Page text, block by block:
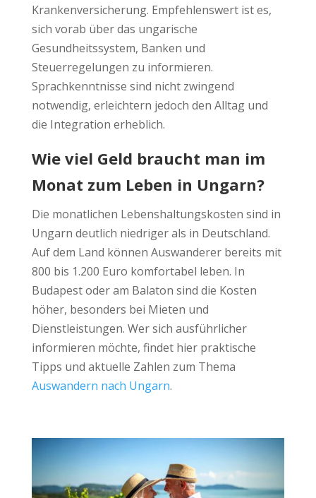
Krankenversicherung. Empfehlenswert ist es,
sich vorab über das ungarische
Gesundheitssystem, Banken und
Steuerregelungen zu informieren.
Sprachkenntnisse sind nicht zwingend
notwendig, erleichtern jedoch den Alltag und
die Integration erheblich.
Wie viel Geld braucht man im
Monat zum Leben in Ungarn?
Die monatlichen Lebenshaltungskosten sind in
Ungarn deutlich niedriger als in Deutschland.
Auf dem Land können Auswanderer bereits mit
800 bis 1.200 Euro komfortabel leben. In
Budapest oder am Balaton sind die Kosten
höher, besonders bei Mieten und
Dienstleistungen. Wer sich ausführlicher
informieren möchte, findet hier praktische
Tipps und aktuelle Zahlen zum Thema
Auswandern nach Ungarn.